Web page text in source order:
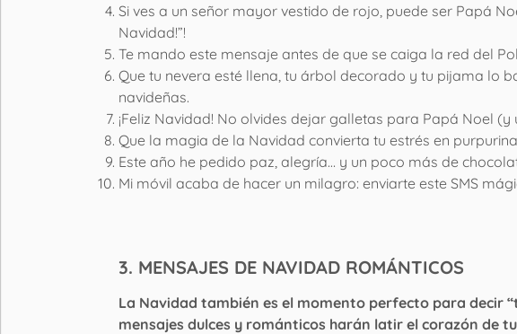
Si ves a un señor mayor vestido de rojo, puede ser Papá
Navidad!”!
Te mando este mensaje antes de que se caiga la red del
Que tu nevera esté llena, tu árbol decorado y tu pijama lo
navideñas.
¡Feliz Navidad! No olvides dejar galletas para Papá Noel (y
Que la magia de la Navidad convierta tu estrés en
Este año he pedido paz, alegría… y un poco más de
Mi móvil acaba de hacer un milagro: enviarte este SMS
3. MENSAJES DE NAVIDAD ROMÁNTICOS
La Navidad también es el momento perfecto para decir
mensajes dulces y románticos harán latir el corazón de